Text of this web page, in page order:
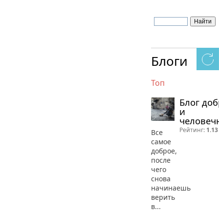
Блоги
Топ
Блог
и
Все
самое
доброе,
после
чего
снова
начинаешь
верить
в...
Рейтинг: 1.13